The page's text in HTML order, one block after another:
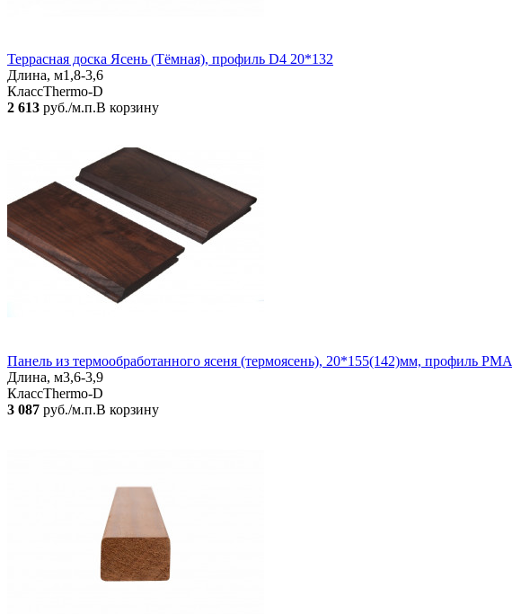
Террасная доска Ясень (Тёмная), профиль D4 20*132
Длина, м1,8-3,6
КлассThermo-D
2 613 руб./м.п.В корзину
Панель из термообработанного ясеня (термоясень), 20*155(142)мм, профиль PMA
Длина, м3,6-3,9
КлассThermo-D
3 087 руб./м.п.В корзину